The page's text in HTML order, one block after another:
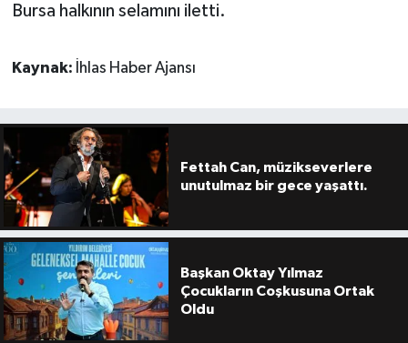
Bursa halkının selamını iletti.
Kaynak: İhlas Haber Ajansı
Fettah Can, müzikseverlere
unutulmaz bir gece yaşattı.
Başkan Oktay Yılmaz
Çocukların Coşkusuna Ortak
Oldu